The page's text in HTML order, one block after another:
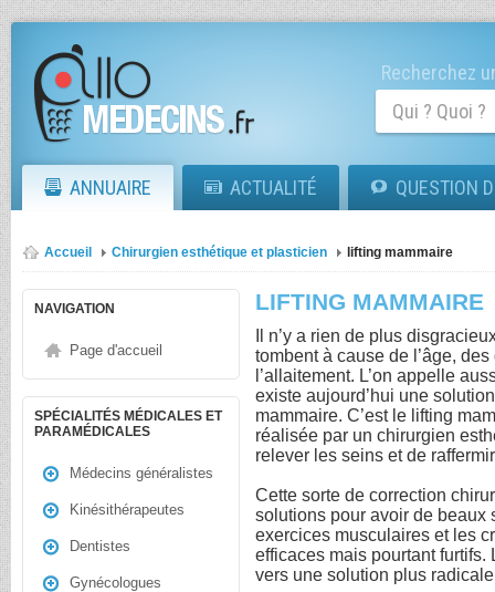
Recherchez
ANNUAIRE ACTUALITÉ QUESTION
Accueil Chirurgien esthétique et plasticien lifting mammaire
NAVIGATION
Page d'accueil
SPÉCIALITÉS MÉDICALES ET
PARAMÉDICALES
Médecins généralistes
Kinésithérapeutes
Dentistes
Gynécologues
LIFTING MAMMAIRE
Il n’y a rien de plus
tombent à cause de l’âge,
l’allaitement. L’on appelle
existe aujourd’hui une
mammaire. C’est le lifting
réalisée par un chirurgien
relever les seins et de
Cette sorte de correction
solutions pour avoir de beaux
exercices musculaires et les
efficaces mais pourtant
vers une solution plus